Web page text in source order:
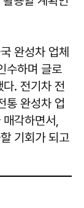
완성차 업체
수하며 글로
. 전기차 전
통 완성차 업
각하면서,
기회가 되고